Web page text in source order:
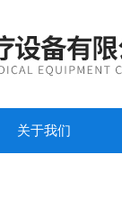
关于我们